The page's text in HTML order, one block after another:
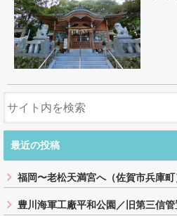
最近の投稿
福岡〜老松天満宮へ（佐賀市兵庫町
豊川海軍工廠平和公園／旧第三信